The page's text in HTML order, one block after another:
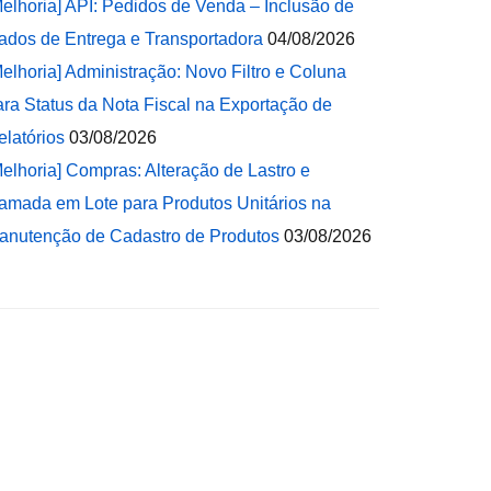
API: Pedidos de Venda – Inclusão de
de Entrega e Transportadora 04/08/2026
Administração: Novo Filtro e Coluna
Status da Nota Fiscal na Exportação de
03/08/2026
Compras: Alteração de Lastro e
em Lote para Produtos Unitários na
de Cadastro de Produtos 03/08/2026